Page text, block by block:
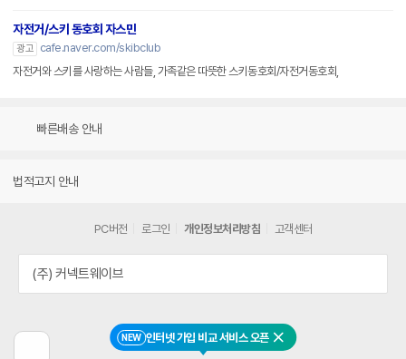
NEW 인터넷 가입 비교 서비스 오픈 닫기
자전거/스키 동호회 자스민
광고
cafe.naver.com/skibclub
자전거와 스키를 사랑하는 사람들, 가족같은 따뜻한 스키동호회/자전거동호회,
빠른배송 안내
법적고지 안내
PC버전 로그인 개인정보처리방침 고객센터
(주) 커넥트웨이브